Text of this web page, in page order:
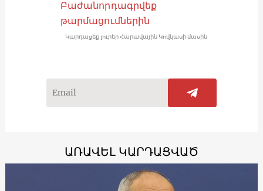
Բաժանորդագրվեք
թարմացումներին
Կարդացեք լուրեր Հարավային Կովկասի մասին
ԱՌԱՎԵԼ ԿԱՐԴԱՑՎԱԾ